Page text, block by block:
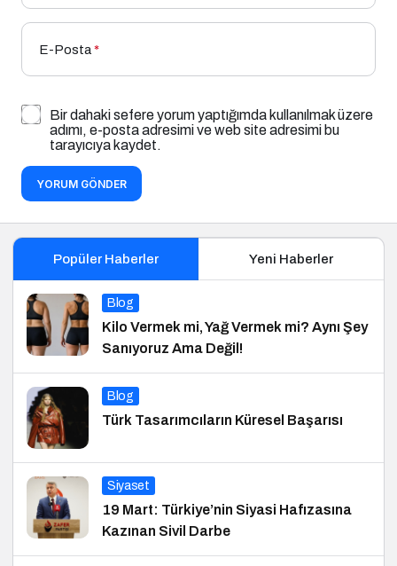
E-Posta*
Bir dahaki sefere yorum yaptığımda kullanılmak üzere
adımı, e-posta adresimi ve web site adresimi bu
tarayıcıya kaydet.
YORUM GÖNDER
Popüler Haberler Yeni Haberler
Blog
Kilo Vermek mi, Yağ Vermek mi? Aynı Şey
Sanıyoruz Ama Değil!
Blog
Türk Tasarımcıların Küresel Başarısı
Siyaset
19 Mart: Türkiye’nin Siyasi Hafızasına
Kazınan Sivil Darbe